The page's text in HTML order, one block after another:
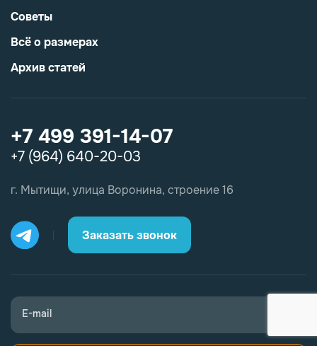
+7 499 391-14-07
+7 (964) 640-20-03
г. Мытищи, улица Воронина, строение 16
Заказать звонок
Советы
Всё о размерах
Архив статей
E-mail